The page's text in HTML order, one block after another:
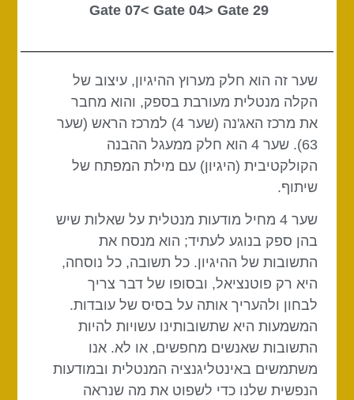
29 Gate 07<
Gate 04> Gate
שער זה הוא חלק מערוץ ההיגיון, עיצוב של
הקלה מנטלית מעורבת בספק, והוא מחבר
את מרכז האג'נה (שער 4) למרכז הראש (שער
63). שער 4 הוא חלק ממעגל ההבנה
הקולקטיבית (היגיון) עם מילת המפתח של
שיתוף.
שער 4 מחיל מודעות מנטלית על שאלות שיש
בהן ספק בנוגע לעתיד; הוא מנסח את
התשובות של ההיגיון. כל תשובה, כל נוסחה,
היא רק פוטנציאל, ובסופו של דבר צריך
לבחון ולהעריך אותה על בסיס של עובדות.
המשמעות היא שתשובותינו עשויות להיות
התשובות שאנשים מחפשים, או לא. אנו
משתמשים באינטליגנציה המנטלית ובמודעות
הנפשית שלנו כדי לשפוט את מה שנראה